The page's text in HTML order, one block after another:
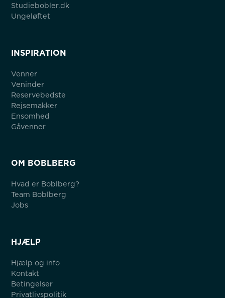
Studiebobler.dk
Ungeløftet
INSPIRATION
Venner
Veninder
Reservebedste
Rejsemakker
Ensomhed
Gåvenner
OM BOBLBERG
Hvad er Boblberg?
Team Boblberg
Jobs
HJÆLP
Hjælp og info
Kontakt
Betingelser
Privatlivspolitik